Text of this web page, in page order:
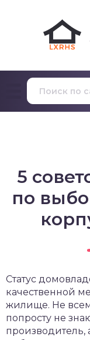
5
по
Статус
качественной
жилище. Не всем
попросту не
производитель,